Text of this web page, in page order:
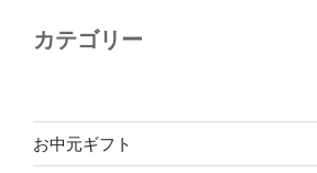
カテゴリー
お中元ギフト